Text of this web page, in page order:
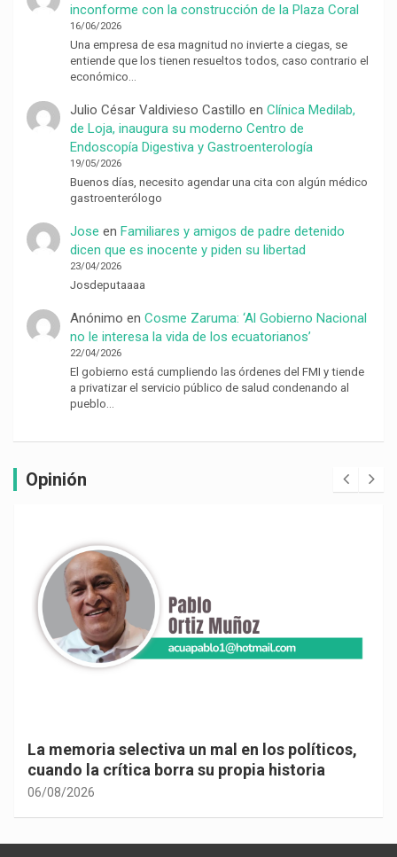
inconforme con la construcción de la Plaza Coral
16/06/2026
Una empresa de esa magnitud no invierte a ciegas, se
entiende que los tienen resueltos todos, caso contrario el
económico…
Julio César Valdivieso Castillo en Clínica Medilab,
de Loja, inaugura su moderno Centro de
Endoscopía Digestiva y Gastroenterología
19/05/2026
Buenos días, necesito agendar una cita con algún médico
gastroenterólogo
Jose en Familiares y amigos de padre detenido
dicen que es inocente y piden su libertad
23/04/2026
Josdeputaaaa
Anónimo en Cosme Zaruma: ‘Al Gobierno Nacional
no le interesa la vida de los ecuatorianos’
22/04/2026
El gobierno está cumpliendo las órdenes del FMI y tiende
a privatizar el servicio público de salud condenando al
pueblo…
Opinión
La memoria selectiva un mal en los políticos,
cuando la crítica borra su propia historia
06/08/2026